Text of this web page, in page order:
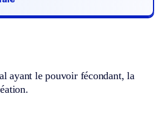
ayant le pouvoir fécondant, la